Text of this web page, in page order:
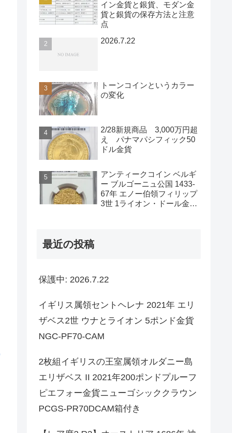
イン金貨と銀貨、モダン金
貨と銀貨の保存方法と注意
点
2026.7.22
トーンコインというカラー
の変化
2/28新規商品 3,000万円超
え パナマパシフィック50
ドル金貨
アンティークコイン ベルギ
ー ブルゴーニュ公国 1433-
67年 エノー伯領フィリップ
3世 1ライオン・ドール金貨
最近の投稿
保護中: 2026.7.22
イギリス属領セントヘレナ 2021年 エリ
ザベス2世 ウナとライオン 5ポンド金貨
NGC-PF70-CAM
2枚組イギリスの王室属領オルダニー島
エリザベス II 2021年200ポンドプルーフ
ピエフォー金貨ニューゴシッククラウン
PCGS-PR70DCAM箱付き